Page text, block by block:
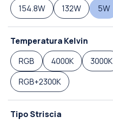
154.8W
132W 5W
Temperatura Kelvin
RGB
4000K 3000K
RGB+2300K
Tipo Striscia